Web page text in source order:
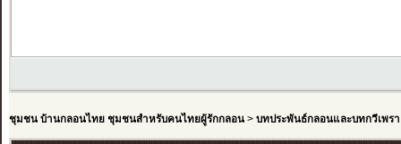
ชุมชน บ้านกลอนไทย ชุมชนสำหรับคนไทยผู้รักกลอน> บทประพันธ์กลอนและบทกวีเพรา